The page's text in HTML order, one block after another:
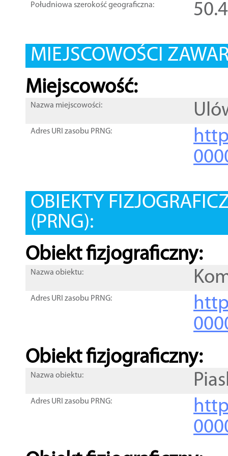
Południowa szerokość geograficzna:
MIEJSCOWOŚCI
Miejscowość:
Nazwa miejscowości:
Adres URI zasobu PRNG:
OBIEKTY
(PRNG):
Obiekt fizjograficzny:
Nazwa obiektu:
Adres URI zasobu PRNG:
Obiekt fizjograficzny:
Nazwa obiektu:
Adres URI zasobu PRNG: